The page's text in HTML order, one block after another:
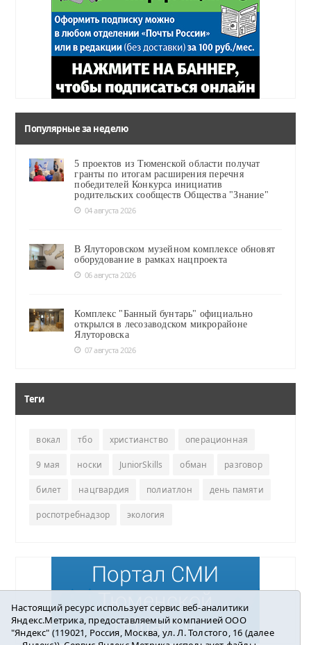
Популярные за неделю
5 проектов из Тюменской области получат
гранты по итогам расширения перечня
победителей Конкурса инициатив
родительских сообществ Общества "Знание"
04 августа 2026
В Ялуторовском музейном комплексе обновят
оборудование в рамках нацпроекта
06 августа 2026
Комплекс "Банный бунтарь" официально
открылся в лесозаводском микрорайоне
Ялуторовска
07 августа 2026
Теги
вокал тбо христианство операционная
9 мая носки JuniorSkills обман разговор
билет нацгвардия полиатлон день памяти
роспотребнадзор экология
Настоящий ресурс использует сервис веб-аналитики
Яндекс.Метрика, предоставляемый компанией ООО
"Яндекс" (119021, Россия, Москва, ул. Л. Толстого, 16 (далее